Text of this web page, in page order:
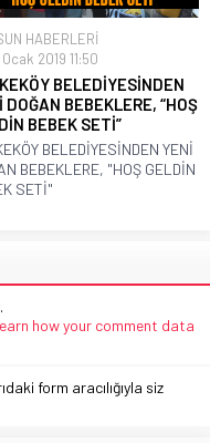
HABERLERİ
2019 11:50
BELEDİYESİNDEN
DOĞAN BEBEKLERE, “HOŞ
BEBEK SETİ”
BELEDİYESİNDEN YENİ
BEBEKLERE, "HOŞ GELDİN
SETİ"
.
how your comment data
form aracılığıyla siz